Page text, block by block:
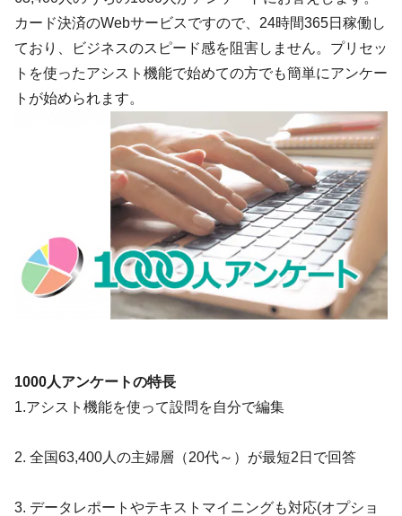
カード決済のWebサービスですので、24時間365日稼働し
ており、ビジネスのスピード感を阻害しません。プリセッ
トを使ったアシスト機能で始めての方でも簡単にアンケー
トが始められます。
1000人アンケートの特長
1.アシスト機能を使って設問を自分で編集
2. 全国63,400人の主婦層（20代～）が最短2日で回答
3. データレポートやテキストマイニングも対応(オプショ